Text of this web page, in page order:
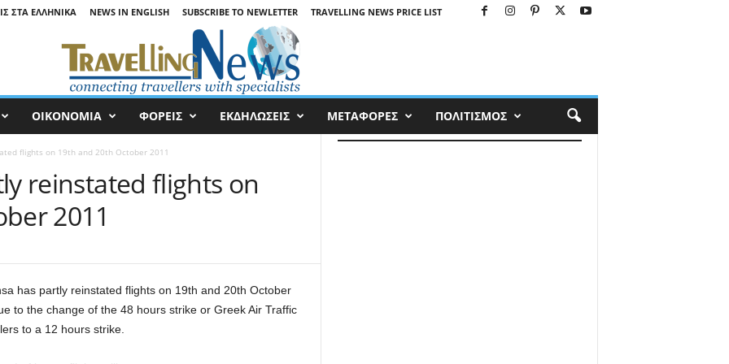
ΣΤΑ ΕΛΛΗΝΙΚΆ NEWS IN ENGLISH SUBSCRIBE TO NEWLETTER TRAVELLING NEWS PRICE LIST
ΟΙΚΟΝΟΜΙΑ ΦΟΡΕΙΣ ΕΚΔΗΛΩΣΕΙΣ ΜΕΤΑΦΟΡΕΣ ΠΟΛΙΤΙΣΜΟΣ
flights on 19th and 20th October 2011
reinstated flights on
2011
has partly reinstated flights on 19th and 20th October
to the change of the 48 hours strike or Greek Air Traffic
to a 12 hours strike.